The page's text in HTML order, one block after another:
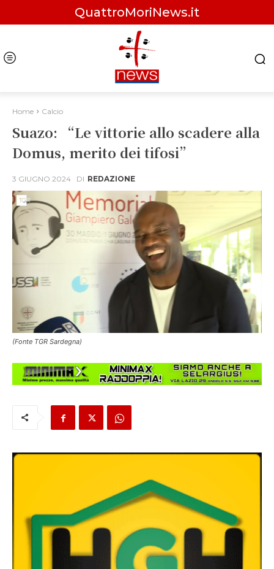
QuattroMoriNews.it
Home Calcio
Suazo: “Le vittorie allo scadere alla
Domus, merito dei tifosi”
3 GIUGNO 2024 DI REDAZIONE
(Fonte TGR Sardegna)